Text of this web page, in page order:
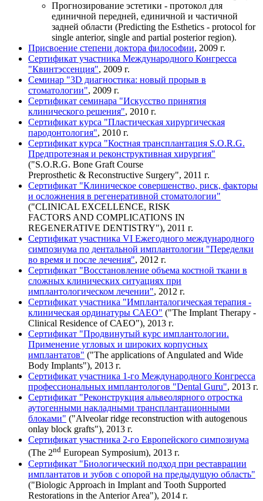
Прогнозирование эстетики - протокол для
единичной передней, единичной и частичной
задней области (Predicting the Esthetics - protocol for
single anterior, single and partial posterior region).
Присвоение степени доктора философии, 2009 г.
Сертификат участника Международного Конгресса
"Квинтэссенция", 2009 г.
Семинар "3D диагностика: новый прорыв в
стоматологии", 2009 г.
Сертификат семинара "Искусство принятия
клинического решения", 2010 г.
Сертификат курса "Пластическая хирургическая
пародонтология", 2010 г.
Сертификат курса "Костная трансплантация S.O.R.G.
Предпротезная и реконструктивная хирургия"
("S.O.R.G. Bone Graft Course
Preprosthetic & Reconstructive Surgery", 2011 г.
Сертификат "Клиническое совершенство, риск, факторы
и осложнения в регенеративной стоматологии"
("CLINICAL EXCELLENCE, RISK
FACTORS AND COMPLICATIONS IN
REGENERATIVE DENTISTRY"), 2011 г.
Сертификат участника VI Ежегодного международного
симпозиума по дентальной имплантологии "Переделки
во время и после лечения", 2012 г.
Сертификат "Восстановление объема костной ткани в
сложных клинических ситуациях при
имплантологическом лечении", 2012 г.
Сертификат участника "Импланталогическая терапия -
клиническая ординатуры САЕО" ("The Implant Therapy -
Clinical Residence of САЕО"), 2013 г.
Сертификат "Продвинутый курс имплантологии.
Применение угловых и широких корпусных
имплантатов" ("The applications of Angulated and Wide
Body Implants"), 2013 г.
Сертификат участника 1-го Международного Конгресса
профессиональных имплантологов "Dental Guru", 2013 г.
Сертификат "Реконструкция альвеолярного отростка
аутогенными накладными трансплантационными
блоками" ("Alveolar ridge reconstruction with autogenous
onlay block grafts"), 2013 г.
Сертификат участника 2-го Европейского симпозиума
(The 2nd European Symposium), 2013 г.
Сертификат "Биологический подход при реставрации
имплантатов и зубов с опорой на предыдущую область"
("Biologic Approach in Implant and Tooth Supported
Restorations in the Anterior Area"), 2014 г.